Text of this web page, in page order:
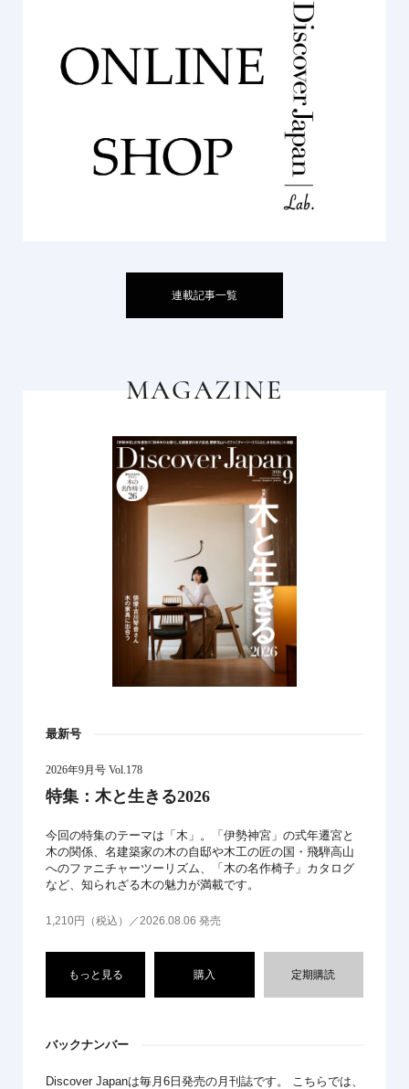
連載記事一覧
MAGAZINE
最新号
2026年9月号 Vol.178
特集：木と生きる2026
今回の特集のテーマは「木」。「伊勢神宮」の式年遷宮と
木の関係、名建築家の木の自邸や木工の匠の国・飛騨高山
へのファニチャーツーリズム、「木の名作椅子」カタログ
など、知られざる木の魅力が満載です。
1,210円（税込）／2026.08.06 発売
もっと見る 購入 定期購読
バックナンバー
Discover Japanは毎月6日発売の月刊誌です。 こちらでは、